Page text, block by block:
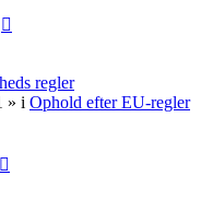
regler
» i Ophold efter EU-regler